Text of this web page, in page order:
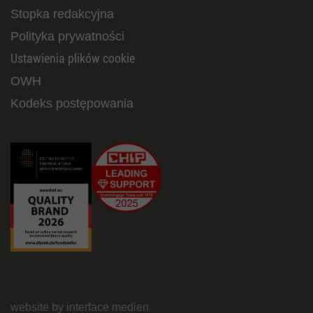
Stopka redakcyjna
Polityka prywatności
Ustawienia plików cookie
OWH
Kodeks postępowania
website by interface medien